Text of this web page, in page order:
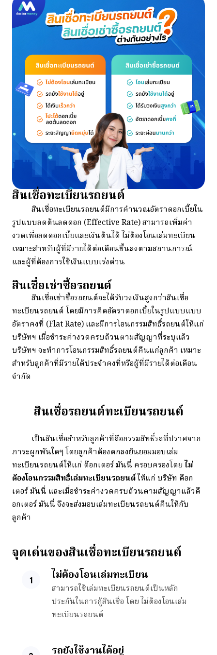
สินเชื่อทะเบียนรถยนต์
สินเชื่อทะเบียนรถยนต์มีการคำนวณอัตราดอกเบี้ยใน
รูปแบบลดต้นลดดอก (Effective Rate) สามารถเพิ่มค่า
งวดเพื่อลดดอกเบี้ยและเงินต้นได้ ไม่ต้องโอนเล่มทะเบียน
เหมาะสำหรับผู้ที่มีรายได้ต่อเดือนขึ้นลงตามสถานการณ์
และผู้ที่ต้องการใช้เงินแบบเร่งด่วน
สินเชื่อเช่าซื้อรถยนต์
สินเชื่อเช่าซื้อรถยนต์จะได้รับวงเงินสูงกว่าสินเชื่อ
ทะเบียนรถยนต์ โดยมีการคิดอัตราดอกเบี้ยในรูปแบบแบบ
อัตราคงที่ (Flat Rate) และมีการโอนกรรมสิทธิ์รถยนต์ให้แก่
บริษัทฯ เมื่อชำระค่างวดครบถ้วนตามสัญญาที่ระบุแล้ว
บริษัทฯ จะทำการโอนกรรมสิทธิ์รถยนต์คืนแก่ลูกค้า เหมาะ
สำหรับลูกค้าที่มีรายได้ประจำคงที่หรือผู้ที่มีรายได้ต่อเดือน
จำกัด
สินเชื่อรถยนต์ทะเบียนรถยนต์
เป็นสินเชื่อสำหรับลูกค้าที่ถือกรรมสิทธิ์รถที่ปราศจาก
ภาระผูกพันใดๆ โดยลูกค้าต้องตกลงยินยอมมอบเล่ม
ทะเบียนรถยนต์ให้แก่ ด๊อกเตอร์ มันนี่ ครอบครองโดย ไม่
ต้องโอนกรรมสิทธิ์เล่มทะเบียนรถยนต์ให้แก่ บริษัท ด๊อก
เตอร์ มันนี่ และเมื่อชำระค่างวดครบถ้วนตามสัญญาแล้วด๊
อกเตอร์ มันนี่ จึงจะส่งมอบเล่มทะเบียนรถยนต์คืนให้กับ
ลูกค้า
จุดเด่นของสินเชื่อทะเบียนรถยนต์
ไม่ต้องโอนเล่มทะเบียน
สามารถใช้เล่มทะเบียนรถยนต์เป็นหลัก
ประกันในการกู้สินเชื่อ โดย ไม่ต้องโอนเล่ม
ทะเบียนรถยนต์
รถยังใช้งานได้อยู่​